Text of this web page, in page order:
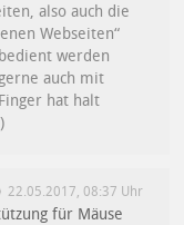
also auch die
Webseiten“
werden
auch mit
hat halt
22.05.2017, 08:37 Uhr
für Mäuse